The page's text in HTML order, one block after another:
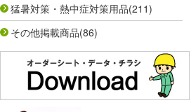
猛暑対策・熱中症対策用品(211)
その他掲載商品(86)